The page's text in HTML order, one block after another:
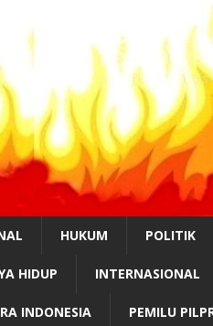
HUKUM POLITIK
HIDUP INTERNASIONAL
INDONESIA PEMILU